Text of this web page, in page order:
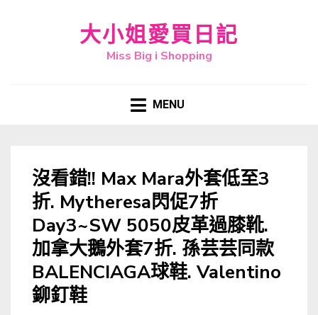
大小姐愛買日記
Miss Big i Shopping
MENU
沒看錯!! Max Mara外套低至3
折. Mytheresa閃促7折
Day3~SW 5050皮革過膝靴.
加拿大鵝外套7折. 孫芸芸同款
BALENCIAGA球鞋. Valentino
鉚釘鞋